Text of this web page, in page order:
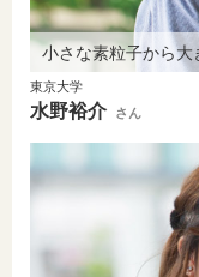
東京大学
水野裕介 さん